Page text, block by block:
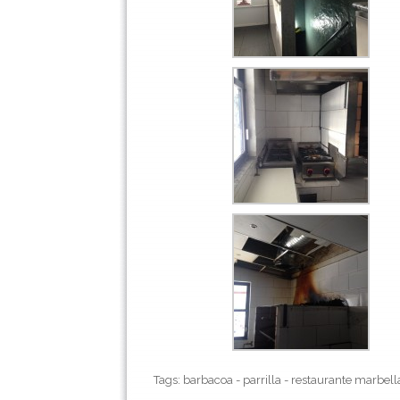
Tags: barbacoa - parrilla - restaurante